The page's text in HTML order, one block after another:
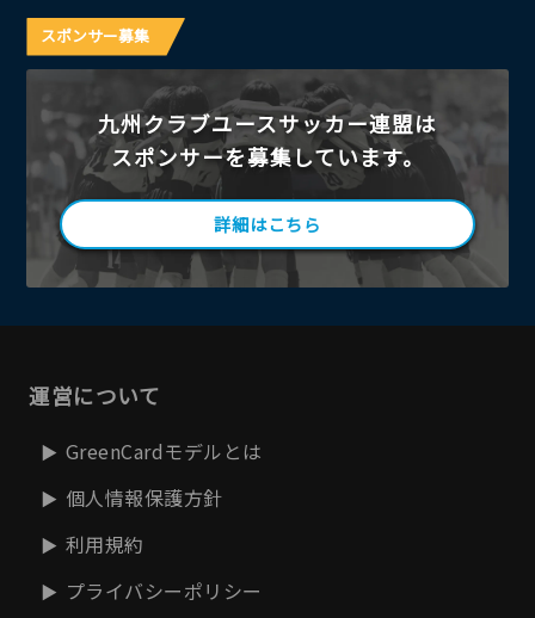
スポンサー募集
九州クラブユースサッカー連盟は
スポンサーを募集しています。
詳細はこちら
運営について
GreenCardモデルとは
個人情報保護方針
利用規約
プライバシーポリシー